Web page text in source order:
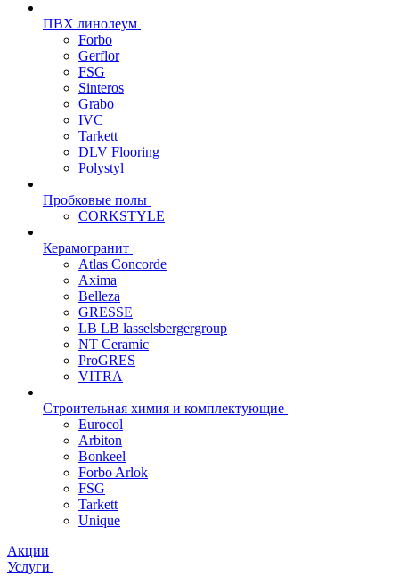
ПВХ линолеум
Forbo
Gerflor
FSG
Sinteros
Grabo
IVC
Tarkett
DLV Flooring
Polystyl
Пробковые полы
CORKSTYLE
Керамогранит
Atlas Concorde
Axima
Belleza
GRESSE
LB LB lasselsbergergroup
NT Ceramic
ProGRES
VITRA
Строительная химия и комплектующие
Eurocol
Arbiton
Bonkeel
Forbo Arlok
FSG
Tarkett
Unique
Акции
Услуги